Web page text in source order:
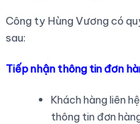
Công ty Hùng Vương có
sau:
Tiếp nhận thông tin đơn
Khách hàng liên
thông tin đơn